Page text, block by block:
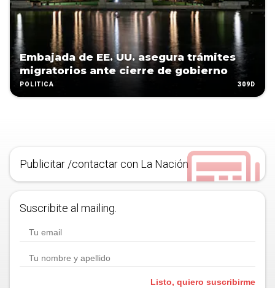
Embajada de EE. UU. asegura trámites
migratorios ante cierre de gobierno
POLÍTICA 309D
Publicitar /contactar con La Nación
Suscribite al mailing.
Listo, quiero suscribirme